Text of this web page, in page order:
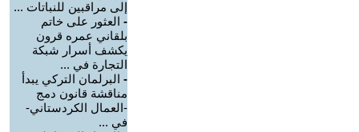
إلى مراقبين للنباتات ...
- العثور على خاتم
بلقاني عمره قرون
يكشف أسرار شبكة
التجارة في ...
- البرلمان التركي يبدأ
مناقشة قانون دمج
-العمال الكردستاني-
في ...